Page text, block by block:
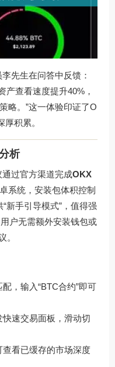
先生在问答中反馈：
产查看速度提升40%，
略。”这一体验印证了O
积累。
析
通过官方渠道完成OKX
系统，安装包体积控制
新手引导模式”，值得强
户无需额外安装钱包或
。
，输入“BTC合约”即可
快速交易面板，滑动切
看已缓存的市场深度